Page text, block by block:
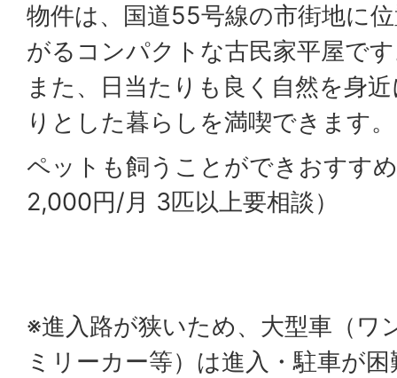
物件は、国道55号線の市街地に
がるコンパクトな古民家平屋で
また、日当たりも良く自然を身
りとした暮らしを満喫できます。
ペットも飼うことができおすす
2,000円/月 3匹以上要相談）
※進入路が狭いため、大型車（ワ
ミリーカー等）は進入・駐車が